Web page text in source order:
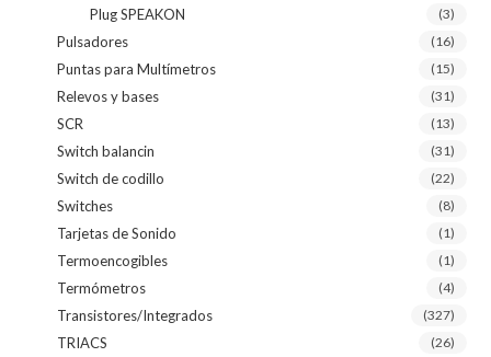
Plug SPEAKON (3)
Pulsadores (16)
Puntas para Multímetros (15)
Relevos y bases (31)
SCR (13)
Switch balancin (31)
Switch de codillo (22)
Switches (8)
Tarjetas de Sonido (1)
Termoencogibles (1)
Termómetros (4)
Transistores/Integrados (327)
TRIACS (26)